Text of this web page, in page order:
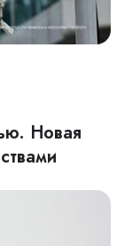
Новая